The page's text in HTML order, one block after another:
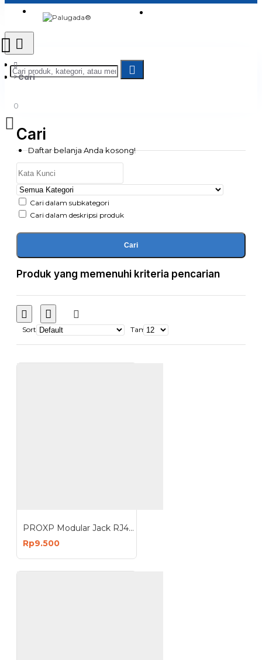
0
Daftar belanja Anda kosong!
Cari
Cari
Cari dalam subkategori
Cari dalam deskripsi produk
Cari
Produk yang memenuhi kriteria pencarian
Sort Tampilkan:
PROXP Modular Jack RJ45 Cat 5e Tolless Keystone White
Rp9.500